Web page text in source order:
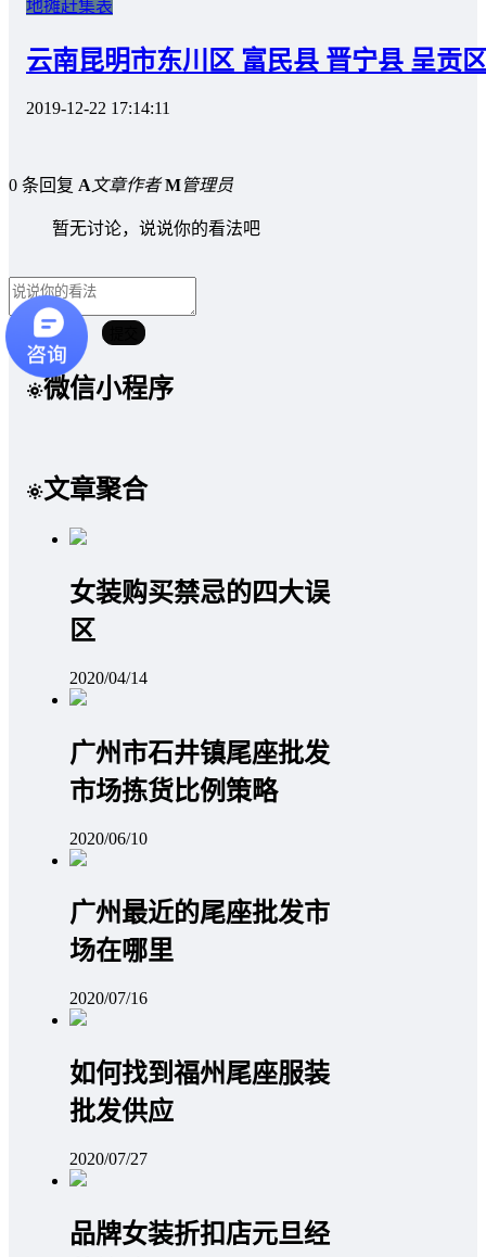
地摊赶集表
云南昆明市东川区 富民县 晋宁县 呈贡
2019-12-22 17:14:11
0 条回复 A 文章作者 M管理员
暂无讨论，说说你的看法吧
取消回复
微信小程序
文章聚合
女装购买禁忌的四大误
区
2020/04/14
广州市石井镇尾座批发
市场拣货比例策略
2020/06/10
广州最近的尾座批发市
场在哪里
2020/07/16
如何找到福州尾座服装
批发供应
2020/07/27
品牌女装折扣店元旦经